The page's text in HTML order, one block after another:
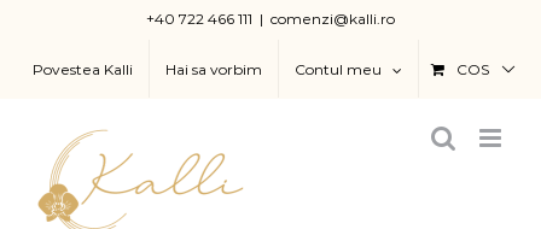
content
+40 722 466 111 | comenzi@kalli.ro
Povestea Kalli Hai sa vorbim Contul meu COS